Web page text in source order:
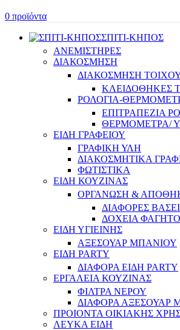
0 προϊόντα
ΣΠΙΤΙ-ΚΗΠΟΣ
ΑΝΕΜΙΣΤΗΡΕΣ
ΔΙΑΚΟΣΜΗΣΗ
ΔΙΑΚΟΣΜΗΣΗ
ΚΛΕΙΔΟΘΗΚΕΣ
ΡΟΛΟΓΙΑ-
ΕΠΙΤΡΑΠΕΖΙΑ
ΘΕΡΜΟΜΕΤΡΑ/
ΕΙΔΗ ΓΡΑΦΕΙΟΥ
ΓΡΑΦΙΚΗ ΥΛΗ
ΔΙΑΚΟΣΜΗΤΙΚΑ
ΦΩΤΙΣΤΙΚΑ
ΕΙΔΗ ΚΟΥΖΙΝΑΣ
ΟΡΓΑΝΩΣΗ &
ΔΙΑΦΟΡΕΣ
ΔΟΧΕΙΑ
ΕΙΔΗ ΥΓΙΕΙΝΗΣ
ΑΞΕΣΟΥΑΡ ΜΠΑΝΙΟΥ
ΕΙΔΗ PARTY
ΔΙΑΦΟΡΑ ΕΙΔΗ PARTY
ΕΡΓΑΛΕΙΑ ΚΟΥΖΙΝΑΣ
ΦΙΛΤΡΑ ΝΕΡΟΥ
ΔΙΑΦΟΡΑ ΑΞΕΣΟΥΑΡ
ΠΡΟΙΟΝΤΑ ΟΙΚΙΑΚΗΣ
ΛΕΥΚΑ ΕΙΔΗ